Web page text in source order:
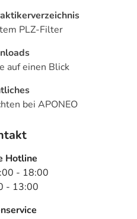
PLZ-Filter
auf einen Blick
bei APONEO
Hotline
- 18:00
- 13:00